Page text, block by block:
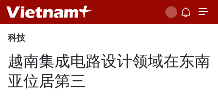
科技
越南集成电路设计领域在东南
亚位居第三